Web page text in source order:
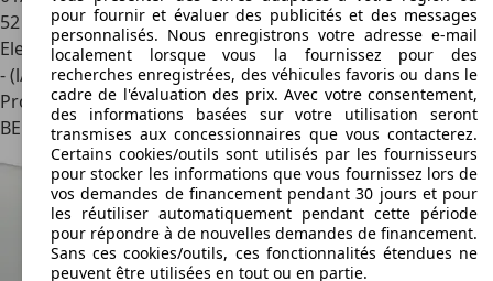
52 137 km
Electrique/Essence
- (l/100 km)
Professionnel
BE 6220Fleurus
pour fournir et évaluer des publicités et des messages
personnalisés. Nous enregistrons votre adresse e-mail
localement lorsque vous la fournissez pour des
recherches enregistrées, des véhicules favoris ou dans le
cadre de l'évaluation des prix. Avec votre consentement,
des informations basées sur votre utilisation seront
transmises aux concessionnaires que vous contacterez.
Certains cookies/outils sont utilisés par les fournisseurs
pour stocker les informations que vous fournissez lors de
vos demandes de financement pendant 30 jours et pour
les réutiliser automatiquement pendant cette période
pour répondre à de nouvelles demandes de financement.
Sans ces cookies/outils, ces fonctionnalités étendues ne
peuvent être utilisées en tout ou en partie.